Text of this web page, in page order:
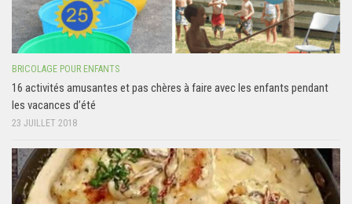
BRICOLAGE POUR ENFANTS
16 activités amusantes et pas chères à faire avec les enfants pendant
les vacances d’été
23 JUILLET 2018